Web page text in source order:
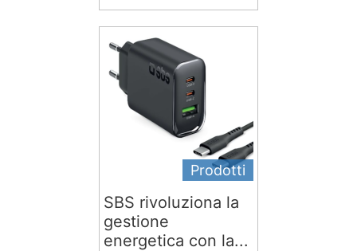
Prodotti
SBS rivoluziona la
gestione
energetica con la...